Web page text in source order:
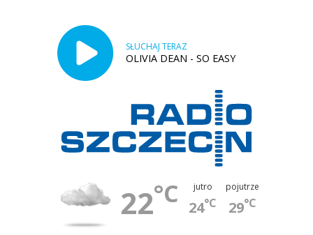
SŁUCHAJ TERAZ
OLIVIA DEAN - SO EASY
22°C jutro
24°C
pojutrze
29°C